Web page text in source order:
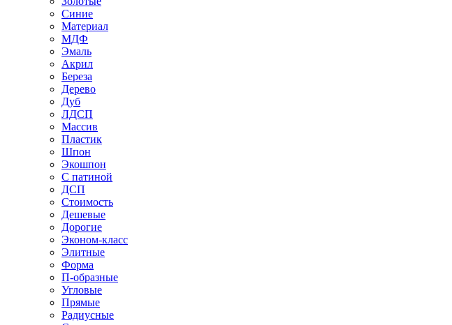
Синие
Материал
МДФ
Эмаль
Акрил
Береза
Дерево
Дуб
ЛДСП
Массив
Пластик
Шпон
Экошпон
С патиной
ДСП
Стоимость
Дешевые
Дорогие
Эконом-класс
Элитные
Форма
П-образные
Угловые
Прямые
Радиусные